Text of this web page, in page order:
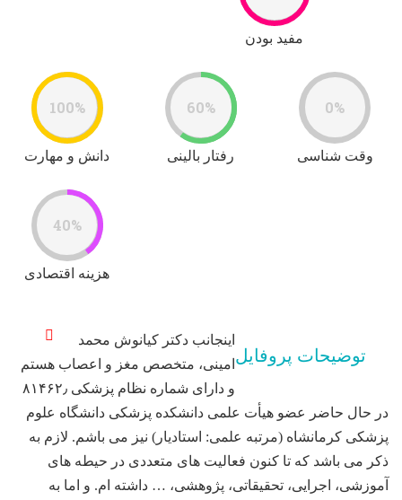
مفید بودن
100%
دانش و مهارت
60%
رفتار بالینی
0%
وقت شناسی
40%
هزینه اقتصادی
توضیحات پروفایل
اینجانب دکتر کیانوش محمد
امینی، متخصص مغز و اعصاب هستم
و دارای شماره نظام پزشکی ۸۱۴۶۲٫
در حال حاضر عضو هیأت علمی دانشکده پزشکی دانشگاه علوم
پزشکی کرمانشاه (مرتبه علمی: استادیار) نیز می باشم. لازم به
ذکر می باشد که تا کنون فعالیت های متعددی در حیطه های
آموزشی، اجرایی، تحقیقاتی، پژوهشی، … داشته ام. و اما به